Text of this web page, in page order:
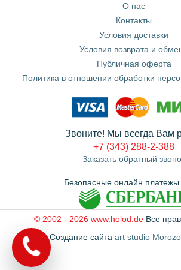
О нас
Контакты
Условия доставки
Условия возврата и
Публичная оферта
Политика в отношении обработки
Звоните! Мы всегда Вам
+7 (343) 288-2-388
Заказать обратный
Безопасные онлайн платежы
© 2002 - 2026 www.holod.de Все
Создание сайта art studio